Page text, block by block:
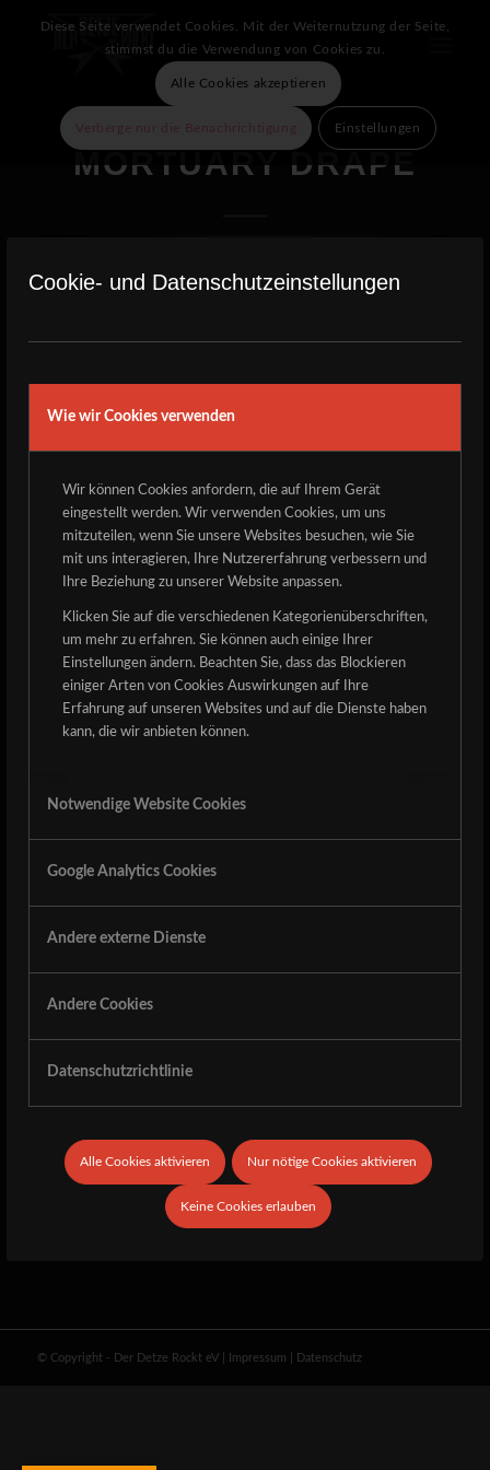
Cookie- und Datenschutzeinstellungen
Wie wir Cookies verwenden
Wir können Cookies anfordern, die auf Ihrem Gerät
eingestellt werden. Wir verwenden Cookies, um uns
mitzuteilen, wenn Sie unsere Websites besuchen, wie Sie
mit uns interagieren, Ihre Nutzererfahrung verbessern und
Ihre Beziehung zu unserer Website anpassen.
Klicken Sie auf die verschiedenen Kategorienüberschriften,
um mehr zu erfahren. Sie können auch einige Ihrer
Einstellungen ändern. Beachten Sie, dass das Blockieren
einiger Arten von Cookies Auswirkungen auf Ihre
Erfahrung auf unseren Websites und auf die Dienste haben
kann, die wir anbieten können.
Notwendige Website Cookies
Google Analytics Cookies
Andere externe Dienste
Andere Cookies
Datenschutzrichtlinie
Alle Cookies aktivieren Nur nötige Cookies aktivieren
Keine Cookies erlauben
MORTUARY DRAPE
Der nächste HAMMER! Die Black Metal Legenden der
80erMortuary Drape aus Italien kommen zum Detze! Ihre
aktuelle EP heißt „Wisdom-Vibration-Repent“. In den
letzten Jahren war die Kultband sehr selten in
The next HAMMER! 80’s black metal legends Mortuary
the cult band has rarely been seen in Germany, so don’t
miss it!
© Copyright - Der Detze Rockt eV| Impressum Datenschutz
Diese Seite verwendet Cookies. Mit der Weiternutzung der Seite,
stimmst du die Verwendung von Cookies zu.
Alle Cookies akzeptieren
Verberge nur die Benachrichtigung Einstellungen